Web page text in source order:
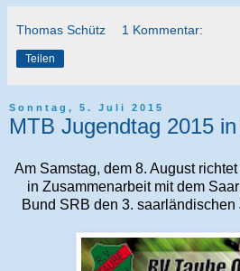
Thomas Schütz 1 Kommentar:
Teilen
Sonntag, 5. Juli 2015
MTB Jugendtag 2015
Am Samstag, dem 8. August
in Zusammenarbeit mit dem
Bund SRB den 3. saarländischen